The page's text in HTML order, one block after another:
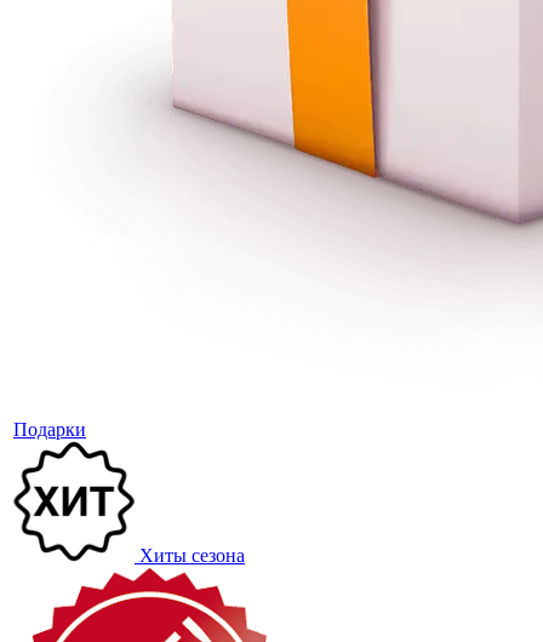
Подарки
Хиты сезона